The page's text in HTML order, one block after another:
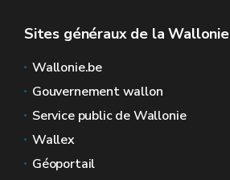
Sites généraux de la Wallonie
Wallonie.be
Gouvernement wallon
Service public de Wallonie
Wallex
Géoportail